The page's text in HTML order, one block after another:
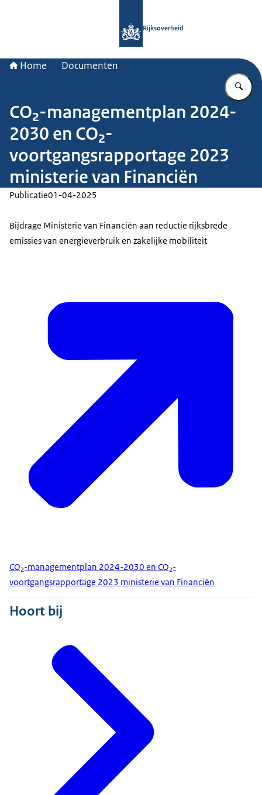
Rijksoverheid
Home Documenten
CO₂-managementplan 2024-
2030 en CO₂-
voortgangsrapportage 2023
ministerie van Financiën
Publicatie01-04-2025
Bijdrage Ministerie van Financiën aan reductie rijksbrede
emissies van energieverbruik en zakelijke mobiliteit
CO₂-managementplan 2024-2030 en CO₂-
voortgangsrapportage 2023 ministerie van Financiën
Hoort bij